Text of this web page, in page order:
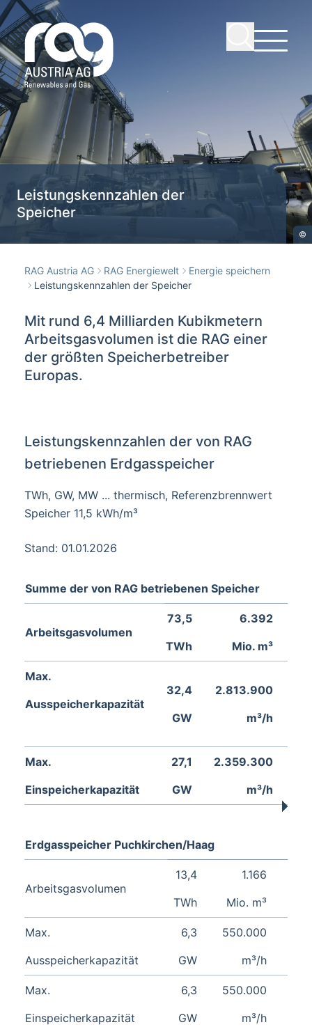
©
Leistungskennzahlen der
Speicher
RAG Austria AG RAG Energiewelt
Energie speichern
Leistungskennzahlen der Speicher
Mit rund 6,4 Milliarden Kubikmetern
Arbeitsgasvolumen ist die RAG einer
der größten Speicherbetreiber
Europas.
Leistungskennzahlen der von RAG
betriebenen Erdgasspeicher
TWh, GW, MW ... thermisch, Referenzbrennwert
Speicher 11,5 kWh/m³
Stand: 01.01.2026
Summe der von RAG betriebenen Speicher
Arbeitsgasvolumen
73,5
TWh
6.392
Mio. m³
Max.
Ausspeicherkapazität
32,4
GW
2.813.900
m³/h
Max.
Einspeicherkapazität
27,1
GW
2.359.300
m³/h
Erdgasspeicher Puchkirchen/Haag
Arbeitsgasvolumen
13,4
TWh
1.166
Mio. m³
Max.
Ausspeicherkapazität
6,3
GW
550.000
m³/h
Max.
Einspeicherkapazität
6,3
GW
550.000
m³/h